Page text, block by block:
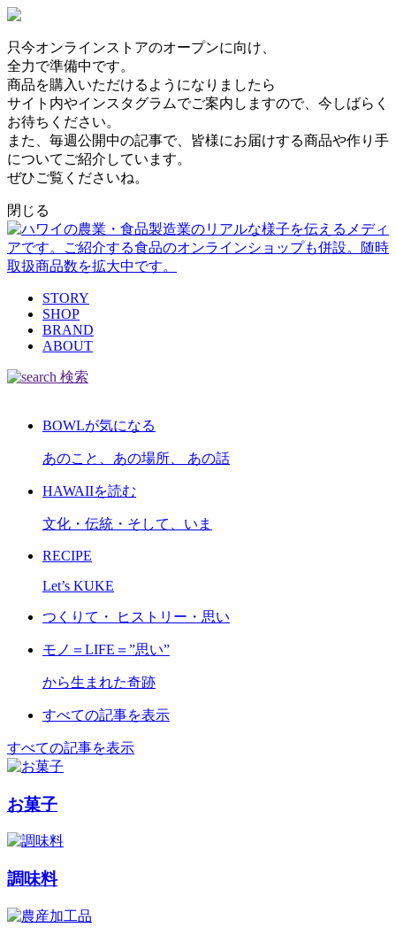
只今オンラインストアのオープンに向け、
全力で準備中です。
商品を購入いただけるようになりましたら
サイト内やインスタグラムでご案内しますので、今しばらく
お待ちください。
また、毎週公開中の記事で、皆様にお届けする商品や作り手
についてご紹介しています。
ぜひご覧くださいね。
閉じる
STORY
SHOP
BRAND
ABOUT
検索
BOWLが気になる
あのこと、あの場所、 あの話
HAWAIIを読む
文化・伝統・そして、いま
RECIPE
Let’s KUKE
つくりて・ ヒストリー・思い
モノ＝LIFE＝”思い”
から生まれた奇跡
すべての記事を表示
すべての記事を表示
お菓子
調味料